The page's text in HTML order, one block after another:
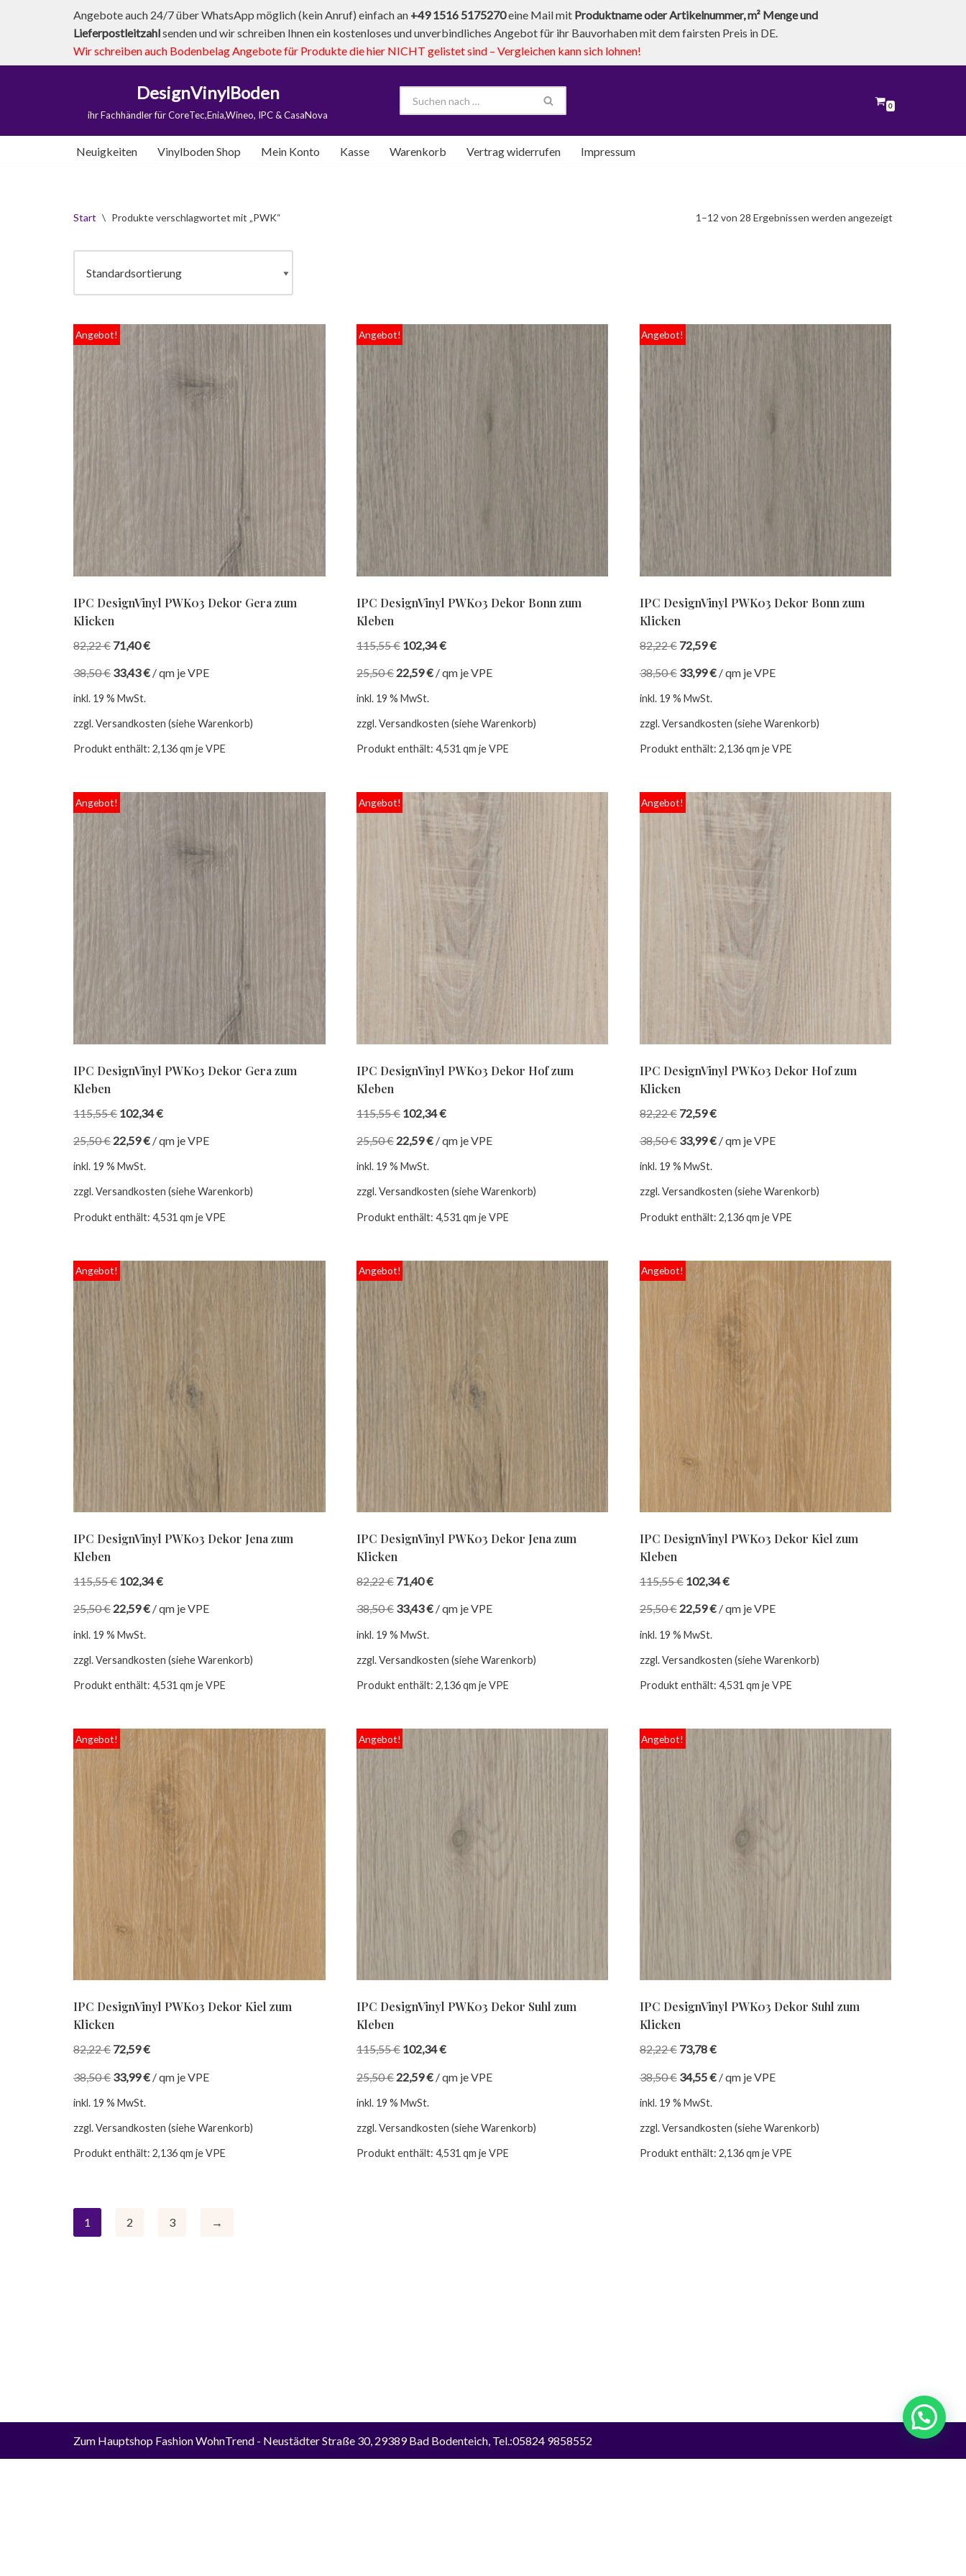
Angebote auch 24/7 über WhatsApp möglich (kein Anruf) einfach an +49 1516 5175270eine Mail mit Produktname oder Artikelnummer, m² Menge und
Lieferpostleitzahlsenden und wir schreiben Ihnen ein kostenloses und unverbindliches Angebot für ihr Bauvorhaben mit dem fairsten Preis in DE.
Wir schreiben auch Bodenbelag Angebote für Produkte die hier NICHT gelistet sind – Vergleichen kann sich lohnen!
DesignVinylBoden
ihr Fachhändler für CoreTec,Enia,Wineo, IPC & CasaNova
0
Neuigkeiten Vinylboden Shop Mein Konto Kasse Warenkorb Vertrag widerrufen Impressum
Start \ Produkte verschlagwortet mit „PWK“ 1–12 von 28 Ergebnissen werden angezeigt
Angebot!
IPC DesignVinyl PWK03 Dekor Gera zum
Klicken
82,22€ 71,40€
38,50€ 33,43€ /qm je VPE
inkl. 19 % MwSt.
zzgl. Versandkosten (siehe Warenkorb)
Produkt enthält: 2,136qm je VPE
Angebot!
IPC DesignVinyl PWK03 Dekor Bonn zum
Kleben
115,55€ 102,34€
25,50€ 22,59€/qm je VPE
inkl. 19 % MwSt.
zzgl. Versandkosten (siehe Warenkorb)
Produkt enthält: 4,531 qm je VPE
Angebot!
IPC DesignVinyl PWK03 Dekor Bonn zum
Klicken
82,22€ 72,59€
38,50€ 33,99€/qm je VPE
inkl. 19 % MwSt.
zzgl. Versandkosten (siehe Warenkorb)
Produkt enthält: 2,136qm je VPE
Angebot!
IPC DesignVinyl PWK03 Dekor Gera zum
Kleben
115,55€ 102,34€
25,50€ 22,59€ /qm je VPE
inkl. 19 % MwSt.
zzgl. Versandkosten (siehe Warenkorb)
Produkt enthält: 4,531 qm je VPE
Angebot!
IPC DesignVinyl PWK03 Dekor Hof zum
Kleben
115,55€ 102,34€
25,50€ 22,59€/qm je VPE
inkl. 19 % MwSt.
zzgl. Versandkosten (siehe Warenkorb)
Produkt enthält: 4,531 qm je VPE
Angebot!
IPC DesignVinyl PWK03 Dekor Hof zum
Klicken
82,22€ 72,59€
38,50€ 33,99€/qm je VPE
inkl. 19 % MwSt.
zzgl. Versandkosten (siehe Warenkorb)
Produkt enthält: 2,136qm je VPE
Angebot!
IPC DesignVinyl PWK03 Dekor Jena zum
Kleben
115,55€ 102,34€
25,50€ 22,59€ /qm je VPE
inkl. 19 % MwSt.
zzgl. Versandkosten (siehe Warenkorb)
Produkt enthält: 4,531 qm je VPE
Angebot!
IPC DesignVinyl PWK03 Dekor Jena zum
Klicken
82,22€ 71,40€
38,50€ 33,43€/qm je VPE
inkl. 19 % MwSt.
zzgl. Versandkosten (siehe Warenkorb)
Produkt enthält: 2,136qm je VPE
Angebot!
IPC DesignVinyl PWK03 Dekor Kiel zum
Kleben
115,55€ 102,34€
25,50€ 22,59€/qm je VPE
inkl. 19 % MwSt.
zzgl. Versandkosten (siehe Warenkorb)
Produkt enthält: 4,531 qm je VPE
Angebot!
IPC DesignVinyl PWK03 Dekor Kiel zum
Klicken
82,22€ 72,59€
38,50€ 33,99€ /qm je VPE
inkl. 19 % MwSt.
zzgl. Versandkosten (siehe Warenkorb)
Produkt enthält: 2,136qm je VPE
Angebot!
IPC DesignVinyl PWK03 Dekor Suhl zum
Kleben
115,55€ 102,34€
25,50€ 22,59€/qm je VPE
inkl. 19 % MwSt.
zzgl. Versandkosten (siehe Warenkorb)
Produkt enthält: 4,531 qm je VPE
Angebot!
IPC DesignVinyl PWK03 Dekor Suhl zum
Klicken
82,22€ 73,78€
38,50€ 34,55€/qm je VPE
inkl. 19 % MwSt.
zzgl. Versandkosten (siehe Warenkorb)
Produkt enthält: 2,136qm je VPE
1 2 3 →
Zum Hauptshop Fashion WohnTrend - Neustädter Straße 30, 29389 Bad Bodenteich, Tel.:05824 9858552